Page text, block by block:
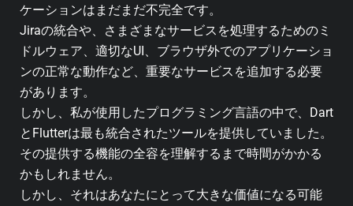
ケーションはまだまだ不完全です。
Jiraの統合や、さまざまなサービスを処理するためのミ
ドルウェア、適切なUI、ブラウザ外でのアプリケーショ
ンの正常な動作など、重要なサービスを追加する必要
があります。
しかし、私が使用したプログラミング言語の中で、Dart
とFlutterは最も統合されたツールを提供していました。
その提供する機能の全容を理解するまで時間がかかる
かもしれません。
しかし、それはあなたにとって大きな価値になる可能